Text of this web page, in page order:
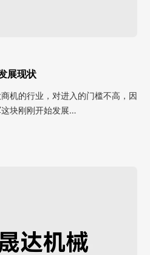
展现状
机的行业，对进入的门槛不高，因
块刚刚开始发展…